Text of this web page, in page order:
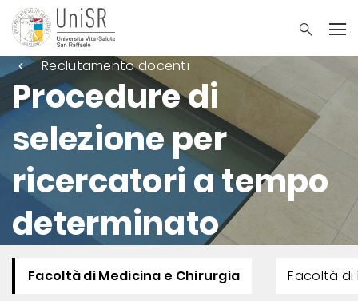
Reclutamento docenti
Procedure di
selezione per
ricercatori a tempo
determinato
Facoltà di Medicina e Chirurgia Facoltà di